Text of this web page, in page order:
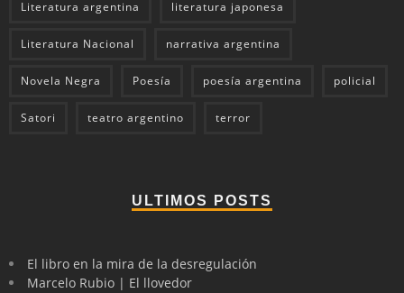
Literatura argentina literatura japonesa
Literatura Nacional narrativa argentina
Novela Negra Poesía poesía argentina policial
Satori teatro argentino terror
ULTIMOS POSTS
El libro en la mira de la desregulación
Marcelo Rubio | El llovedor